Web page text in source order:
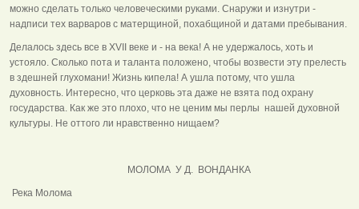
можно сделать только человеческими руками. Снаружи и изнутри -
надписи тех варваров с матерщиной, похабщиной и датами пребывания.
Делалось здесь все в ХVII веке и - на века! А не удержалось, хоть и
устояло. Сколько пота и таланта положено, чтобы возвести эту прелесть
в здешней глухомани! Жизнь кипела! А ушла потому, что ушла
духовность. Интересно, что церковь эта даже не взята под охрану
государства. Как же это плохо, что не ценим мы перлы нашей духовной
культуры. Не оттого ли нравственно нищаем?
МОЛОМА У Д. ВОНДАНКА
Река Молома